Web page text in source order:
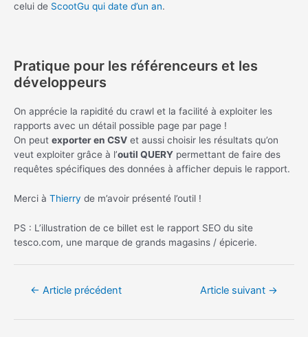
celui de ScootGu qui date d’un an.
Pratique pour les référenceurs et les
développeurs
On apprécie la rapidité du crawl et la facilité à exploiter les
rapports avec un détail possible page par page !
On peut exporter en CSV et aussi choisir les résultats qu’on
veut exploiter grâce à l’outil QUERY permettant de faire des
requêtes spécifiques des données à afficher depuis le rapport.
Merci à Thierry de m’avoir présenté l’outil !
PS : L’illustration de ce billet est le rapport SEO du site
tesco.com, une marque de grands magasins / épicerie.
Navigation
← Article précédent Article suivant →